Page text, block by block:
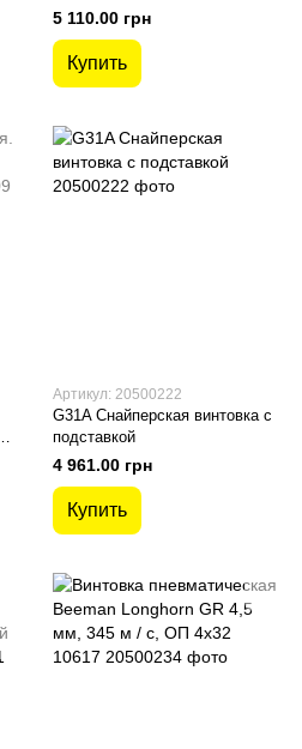
330 м/з 1032.
5 110.00 грн
Купить
Артикул: 20500222
G31A Снайперская винтовка с
подставкой
4 961.00 грн
Купить